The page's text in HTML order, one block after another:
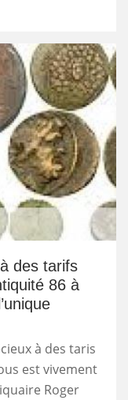
des tarifs
86 à
à des taris
est vivement
Roger